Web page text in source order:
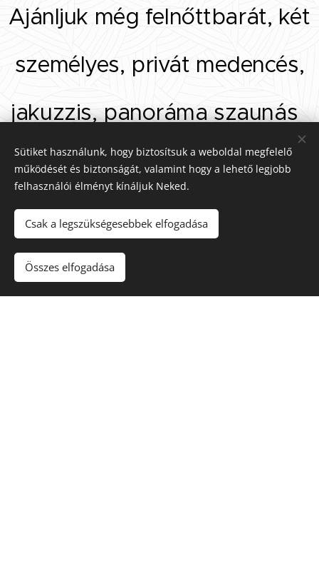
Ajánljuk még felnőttbarát, két
személyes, privát medencés,
jakuzzis, panoráma szaunás
Forest Lodge****
vendégházunkat.
Ugrás a Forest Lodge weboldalára
Sütiket használunk, hogy biztosítsuk a weboldal megfelelő
működését és biztonságát, valamint hogy a lehető legjobb
felhasználói élményt kínáljuk Neked.
Csak a legszükségesebbek elfogadása
Összes elfogadása